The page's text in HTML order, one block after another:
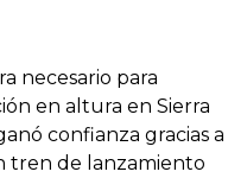
necesario para
en altura en Sierra
confianza gracias a
tren de lanzamiento